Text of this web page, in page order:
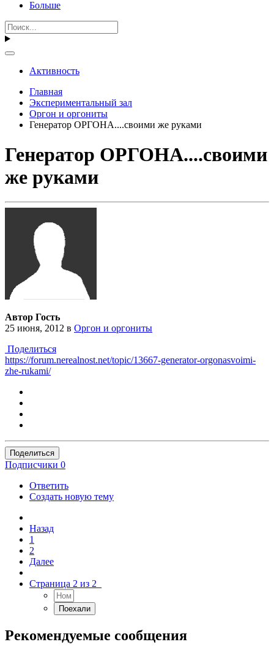
Больше
Активность
Главная
Экспериментальный зал
Оргон и оргониты
Генератор ОРГОНА....своими же руками
Генератор ОРГОНА....своими
же руками
Автор Гость
25 июня, 2012 в Оргон и оргониты
Поделиться
https://forum.nerealnost.net/topic/13667-generator-orgonasvoimi-
zhe-rukami/
Поделиться
Подписчики 0
Ответить
Создать новую тему
Назад
1
2
Далее
Страница 2 из 2
Рекомендуемые сообщения